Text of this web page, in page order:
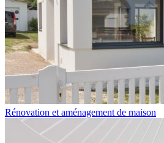
Rénovation et aménagement de maison